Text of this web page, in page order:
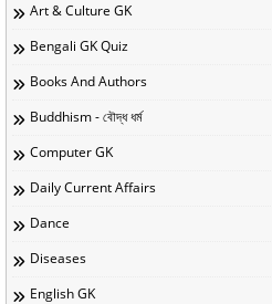
Art & Culture GK
Bengali GK Quiz
Books And Authors
Buddhism - বৌদ্ধ ধর্ম
Computer GK
Daily Current Affairs
Dance
Diseases
English GK